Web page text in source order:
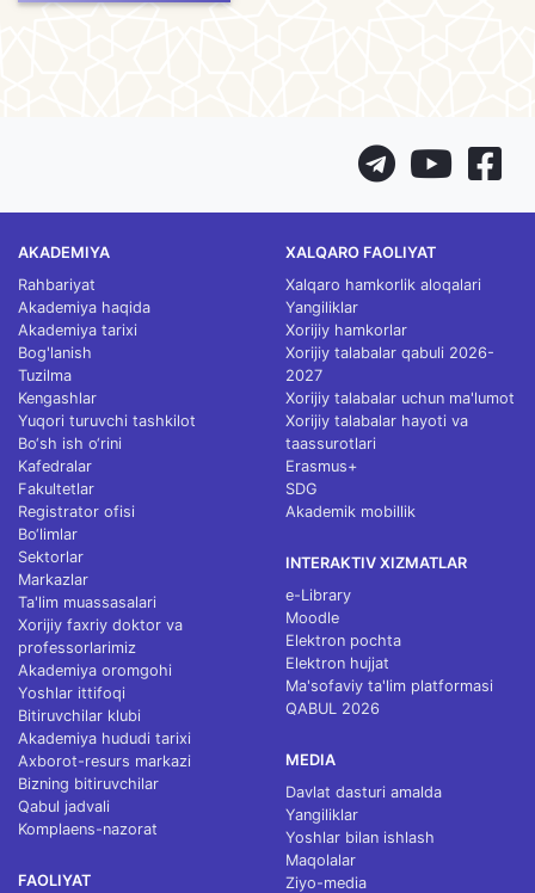
AKADEMIYA
Rahbariyat
Akademiya haqida
Akademiya tarixi
Bog'lanish
Tuzilma
Kengashlar
Yuqori turuvchi tashkilot
Bo‘sh ish o‘rini
Kafedralar
Fakultetlar
Registrator ofisi
Bo‘limlar
Sektorlar
Markazlar
Ta'lim muassasalari
Xorijiy faxriy doktor va
professorlarimiz
Akademiya oromgohi
Yoshlar ittifoqi
Bitiruvchilar klubi
Akademiya hududi tarixi
Axborot-resurs markazi
Bizning bitiruvchilar
Qabul jadvali
Komplaens-nazorat
FAOLIYAT
XALQARO FAOLIYAT
Xalqaro hamkorlik aloqalari
Yangiliklar
Xorijiy hamkorlar
Xorijiy talabalar qabuli 2026-
2027
Xorijiy talabalar uchun ma'lumot
Xorijiy talabalar hayoti va
taassurotlari
Erasmus+
SDG
Akademik mobillik
INTERAKTIV XIZMATLAR
e-Library
Moodle
Elektron pochta
Elektron hujjat
Ma'sofaviy ta'lim platformasi
QABUL 2026
MEDIA
Davlat dasturi amalda
Yangiliklar
Yoshlar bilan ishlash
Maqolalar
Ziyo-media